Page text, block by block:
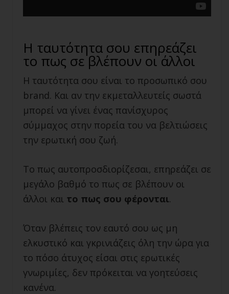
Η ταυτότητα σου επηρεάζει
το πως σε βλέπουν οι άλλοι
Η ταυτότητα σου είναι το προσωπικό σου
brand. Και αν την εκμεταλλευτείς σωστά
μπορεί να γίνει ένας πανίσχυρος
σύμμαχος στην πορεία του να βελτιώσεις
την ερωτική σου ζωή.
Το πως αυτοπροσδιορίζεσαι, επηρεάζει σε
μεγάλο βαθμό το πως σε βλέπουν οι
άλλοι και το πως σου φέρονται.
Όταν βλέπεις τον εαυτό σου ως μη
ελκυστικό και γκρινιάζεις όλη την ώρα για
το πόσο άτυχος είσαι στις ερωτικές
γνωριμίες, δεν πρόκειται να γοητεύσεις
κανένα.